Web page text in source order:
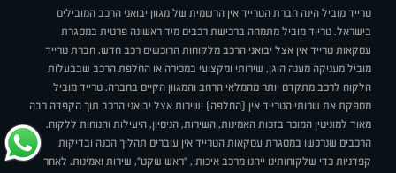
טרייד מוביל הינה חברת הטרייד אין הרשמית של מגוון יבואני הרכב המובילים
בישראל. טרייד מוביל מתמחה ברכישת רכבים מיד ראשונה פרטית במסגרת
עסקאות טרייד אין אצל יבואני הרכב מלקוחות הרוכשים רכב חדש. חברת טרייד
מוביל מעניקה מענה הוגן, שירותי ומקצועי במכירה או החלפת הרכב שבבעלות
הלקוח לרכב מתקדם יותר מהמלאי הרחב והמגוון הקיים בחברה. טרייד מוביל
מספקת את שרותי הטרייד אין (החלפה) ישירות אצל יבואני הרכב תוך הקפדה רבה
מאוד למוניטין המוכר בזכות האמינות, השירות, הניסיון, היעילות והנוחות ללקוח.
הרכבים שנרכשו במסגרת עסקאות הטרייד אין עוברים תהליך הכנה ובדיקות
קפדניות כדי שלקוחותינו ייהנו מרכב איכותי, "ראש שקט", שירות ואמינות. לאחר